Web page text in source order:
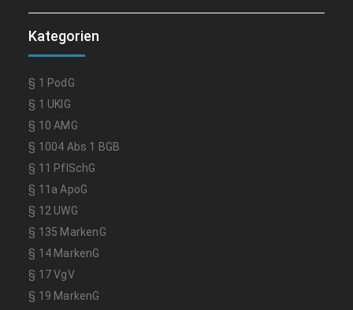
Kategorien
§ 1 PodG
§ 1 UKlG
§ 10 AMG
§ 1004 Abs 1 BGB
§ 11 PflSchG
§ 11a ApoG
§ 12 UWG
§ 135 MarkenG
§ 14 MarkenG
§ 17 VgV
§ 19 MarkenG